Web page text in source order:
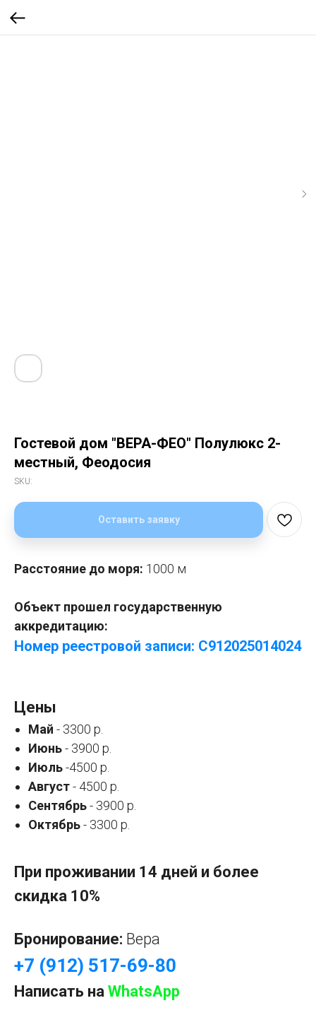
Гостевой дом "ВЕРА-ФЕО" Полулюкс 2-
местный, Феодосия
SKU:
Оставить заявку
Расстояние до моря: 1000 м
Объект прошел государственную
аккредитацию:
Номер реестровой записи: С912025014024
Цены
Май - 3300 р.
Июнь- 3900 р.
Июль-4500 р.
Август- 4500 р.
Сентябрь- 3900 р.
Октябрь- 3300 р.
При проживании 14 дней и более
скидка 10%
Бронирование: Вера
+7 (912) 517-69-80
Написать на WhatsApp